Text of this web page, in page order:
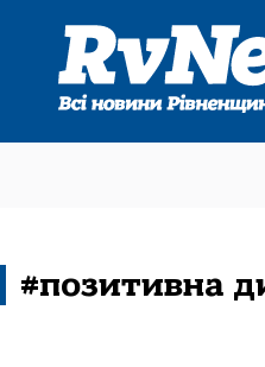
#позитивна